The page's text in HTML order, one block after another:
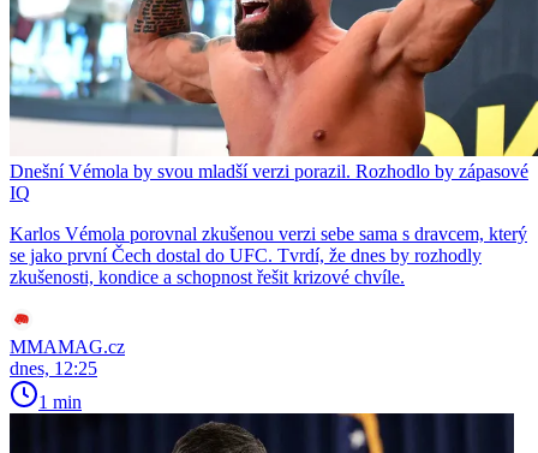
Dnešní Vémola by svou mladší verzi porazil. Rozhodlo by zápasové
IQ
Karlos Vémola porovnal zkušenou verzi sebe sama s dravcem, který
se jako první Čech dostal do UFC. Tvrdí, že dnes by rozhodly
zkušenosti, kondice a schopnost řešit krizové chvíle.
MMAMAG.cz
dnes, 12:25
1 min